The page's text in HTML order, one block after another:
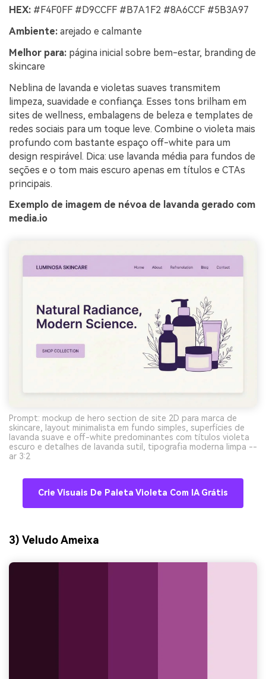
HEX: #F4F0FF #D9CCFF #B7A1F2 #8A6CCF #5B3A97
Ambiente: arejado e calmante
Melhor para: página inicial sobre bem-estar, branding de
skincare
Neblina de lavanda e violetas suaves transmitem
limpeza, suavidade e confiança. Esses tons brilham em
sites de wellness, embalagens de beleza e templates de
redes sociais para um toque leve. Combine o violeta mais
profundo com bastante espaço off-white para um
design respirável. Dica: use lavanda média para fundos de
seções e o tom mais escuro apenas em títulos e CTAs
principais.
Exemplo de imagem de névoa de lavanda gerado com
media.io
Prompt: mockup de hero section de site 2D para marca de
skincare, layout minimalista em fundo simples, superfícies de
lavanda suave e off-white predominantes com títulos violeta
escuro e detalhes de lavanda sutil, tipografia moderna limpa --
ar 3:2
Crie Visuais De Paleta Violeta Com IA Grátis
3) Veludo Ameixa